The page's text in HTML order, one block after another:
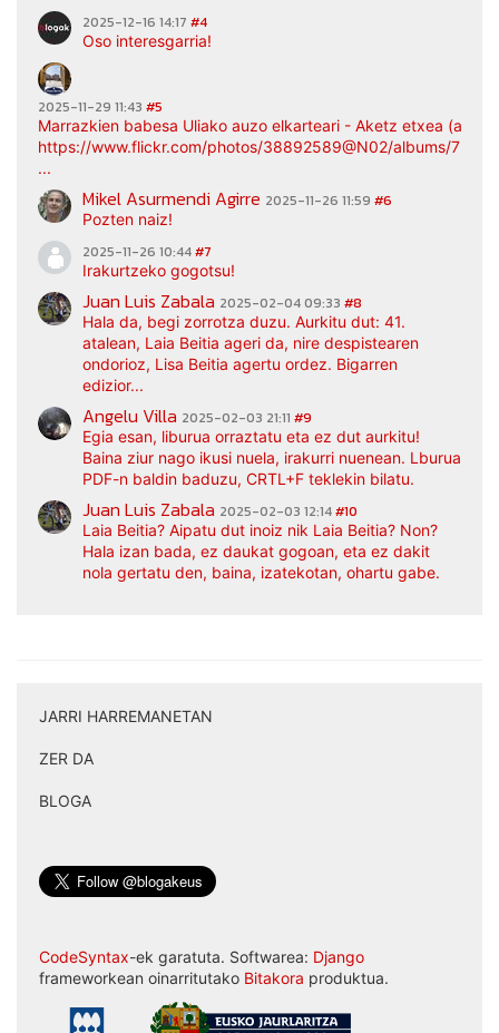
2025-12-16 14:17 #4
Oso interesgarria!
2025-11-29 11:43 #5
Marrazkien babesa Uliako auzo elkarteari - Aketz etxea
https://www.flickr.com/photos/38892589@N02/albums/
...
Mikel Asurmendi Agirre 2025-11-26 11:59 #6
Pozten naiz!
2025-11-26 10:44#7
Irakurtzeko gogotsu!
Juan Luis Zabala 2025-02-04 09:33 #8
Hala da, begi zorrotza duzu. Aurkitu dut: 41.
atalean, Laia Beitia ageri da, nire despistearen
ondorioz, Lisa Beitia agertu ordez. Bigarren
edizior...
Angelu Villa 2025-02-03 21:11 #9
Egia esan, liburua orraztatu eta ez dut aurkitu!
Baina ziur nago ikusi nuela, irakurri nuenean. Lburua
PDF-n baldin baduzu, CRTL+F teklekin bilatu.
Juan Luis Zabala 2025-02-03 12:14#10
Laia Beitia? Aipatu dut inoiz nik Laia Beitia? Non?
Hala izan bada, ez daukat gogoan, eta ez dakit
nola gertatu den, baina, izatekotan, ohartu gabe.
JARRI HARREMANETAN
ZER DA
BLOGA
CodeSyntax-ek garatuta. Softwarea: Django
frameworkean oinarritutako Bitakora produktua.